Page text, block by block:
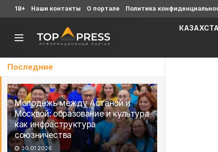
Последние
Молодёжь между Астаной и
Москвой: образование и культура
как инфраструктура
союзничества
30.01.2026
18+ Наши контакты О портале Политика